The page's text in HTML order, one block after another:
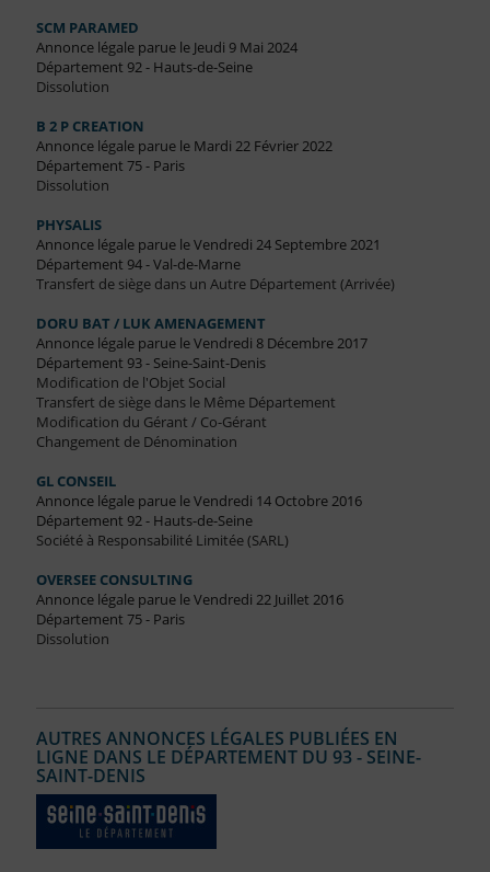
SCM PARAMED
Annonce légale parue le Jeudi 9 Mai 2024
Département 92 - Hauts-de-Seine
Dissolution
B 2 P CREATION
Annonce légale parue le Mardi 22 Février 2022
Département 75 - Paris
Dissolution
PHYSALIS
Annonce légale parue le Vendredi 24 Septembre 2021
Département 94 - Val-de-Marne
Transfert de siège dans un Autre Département (Arrivée)
DORU BAT / LUK AMENAGEMENT
Annonce légale parue le Vendredi 8 Décembre 2017
Département 93 - Seine-Saint-Denis
Modification de l'Objet Social
Transfert de siège dans le Même Département
Modification du Gérant / Co-Gérant
Changement de Dénomination
GL CONSEIL
Annonce légale parue le Vendredi 14 Octobre 2016
Département 92 - Hauts-de-Seine
Société à Responsabilité Limitée (SARL)
OVERSEE CONSULTING
Annonce légale parue le Vendredi 22 Juillet 2016
Département 75 - Paris
Dissolution
AUTRES ANNONCES LÉGALES PUBLIÉES EN
LIGNE DANS LE DÉPARTEMENT DU 93 - SEINE-
SAINT-DENIS